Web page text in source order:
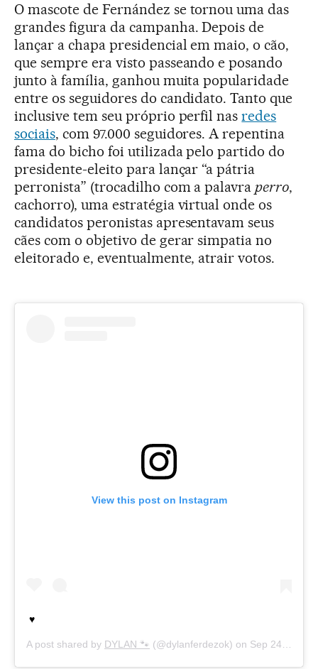
O mascote de Fernández se tornou uma das
grandes figura da campanha. Depois de
lançar a chapa presidencial em maio, o cão,
que sempre era visto passeando e posando
junto à família, ganhou muita popularidade
entre os seguidores do candidato. Tanto que
inclusive tem seu próprio perfil nasredes
sociais, com 97.000 seguidores. A repentina
fama do bicho foi utilizada pelo partido do
presidente-eleito para lançar “a pátria
perronista” (trocadilho com a palavraperro,
cachorro), uma estratégia virtual onde os
candidatos peronistas apresentavam seus
cães com o objetivo de gerar simpatia no
eleitorado e, eventualmente, atrair votos.
View this post on Instagram
♥️
A post shared by DYLAN 🐾 (@dylanferdezok) on Sep 24, 2019 at 1:32pm PDT